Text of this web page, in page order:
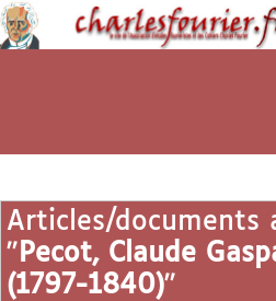
Articles/documents
" Pecot, Claude
(1797-1840)"